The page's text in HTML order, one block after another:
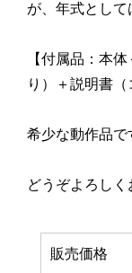
が、年式とし
【付属品：本
り）＋説明書
希少な動作品で
どうぞよろし
販売価格